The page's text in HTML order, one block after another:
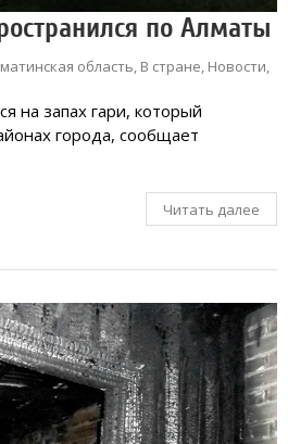
по Алматы
область, В стране, Новости,
на запах гари, который
города, сообщает
Читать далее